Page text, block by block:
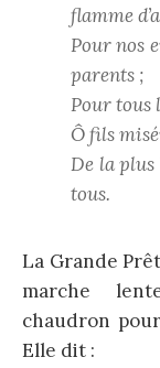
flamme
Pour nos
parents ;
Pour tous
Ô fils
De la plus
tous.
La Grande
marche
chaudron
Elle dit :